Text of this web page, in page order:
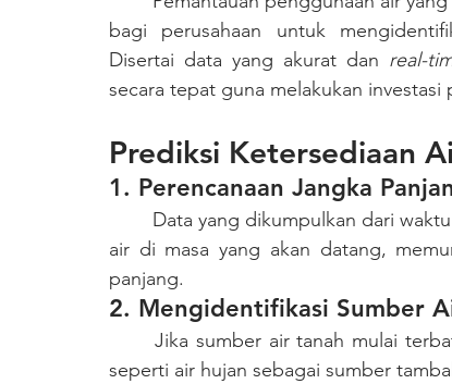
bagi perusahaan untuk
Disertai data yang akurat dan real-
secara tepat guna melakukan
Prediksi Ketersediaan
1. Perencanaan Jangka
air di masa yang akan datang,
panjang.
2. Mengidentifikasi Sumber
seperti air hujan sebagai sumber